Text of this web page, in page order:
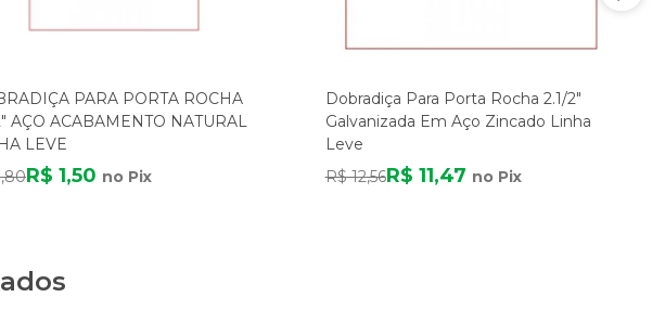
PARA PORTA ROCHA
AÇO ACABAMENTO NATURAL
LEVE
R$ 1,50 no Pix
Dobradiça Para Porta Rocha 2.1/2"
Galvanizada Em Aço Zincado Linha
Leve
R$ 12,56R$ 11,47 no Pix